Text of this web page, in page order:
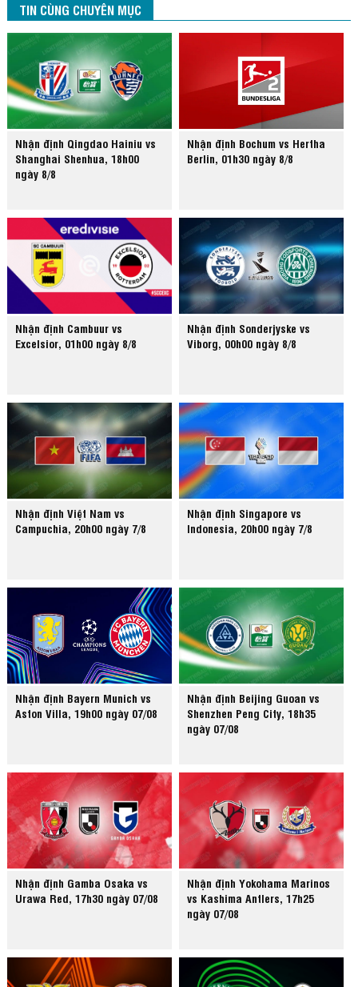
TIN CÙNG CHUYÊN MỤC
Nhận định Qingdao Hainiu vs
Shanghai Shenhua, 18h00
ngày 8/8
Nhận định Bochum vs Hertha
Berlin, 01h30 ngày 8/8
Nhận định Cambuur vs
Excelsior, 01h00 ngày 8/8
Nhận định Sonderjyske vs
Viborg, 00h00 ngày 8/8
Nhận định Việt Nam vs
Campuchia, 20h00 ngày 7/8
Nhận định Singapore vs
Indonesia, 20h00 ngày 7/8
Nhận định Bayern Munich vs
Aston Villa, 19h00 ngày 07/08
Nhận định Beijing Guoan vs
Shenzhen Peng City, 18h35
ngày 07/08
Nhận định Gamba Osaka vs
Urawa Red, 17h30 ngày 07/08
Nhận định Yokohama Marinos
vs Kashima Antlers, 17h25
ngày 07/08